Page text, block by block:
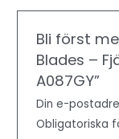
Bli först
Blades –
A087GY”
Din e-
Obligatoriska